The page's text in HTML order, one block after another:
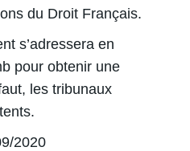
du Droit Français.
s’adressera en
pour obtenir une
les tribunaux
2020